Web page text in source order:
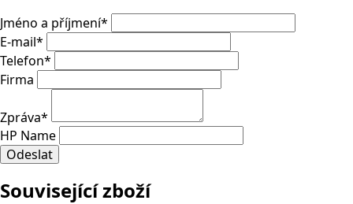
Jméno a příjmení*
E-mail*
Telefon*
Firma
Zpráva*
HP Name
Odeslat
Související zboží